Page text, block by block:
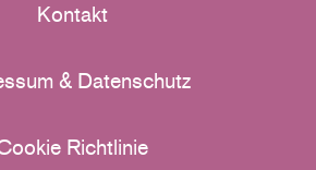
Kontakt
& Datenschutz
Richtlinie